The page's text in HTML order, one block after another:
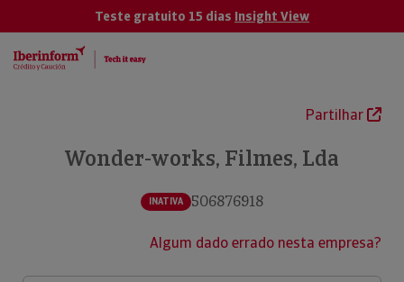
Teste gratuito 15 dias Insight View
Partilhar
Wonder-works, Filmes, Lda
INATIVA 506876918
Algum dado errado nesta empresa?